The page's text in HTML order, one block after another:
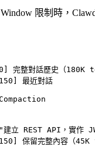
限制時，
完整對話歷史（180K
最近對話
"建立 REST API，實
保留完整內容（45K